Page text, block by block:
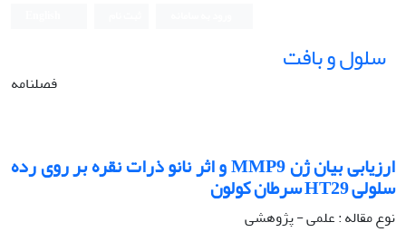
سلول و بافت
فصلنامه
ارزیابی بیان ژن MMP9 و اثر نانو ذرات نقره بر روی رده
سلولی HT29 سرطان کولون
نوع مقاله : علمی - پژوهشی